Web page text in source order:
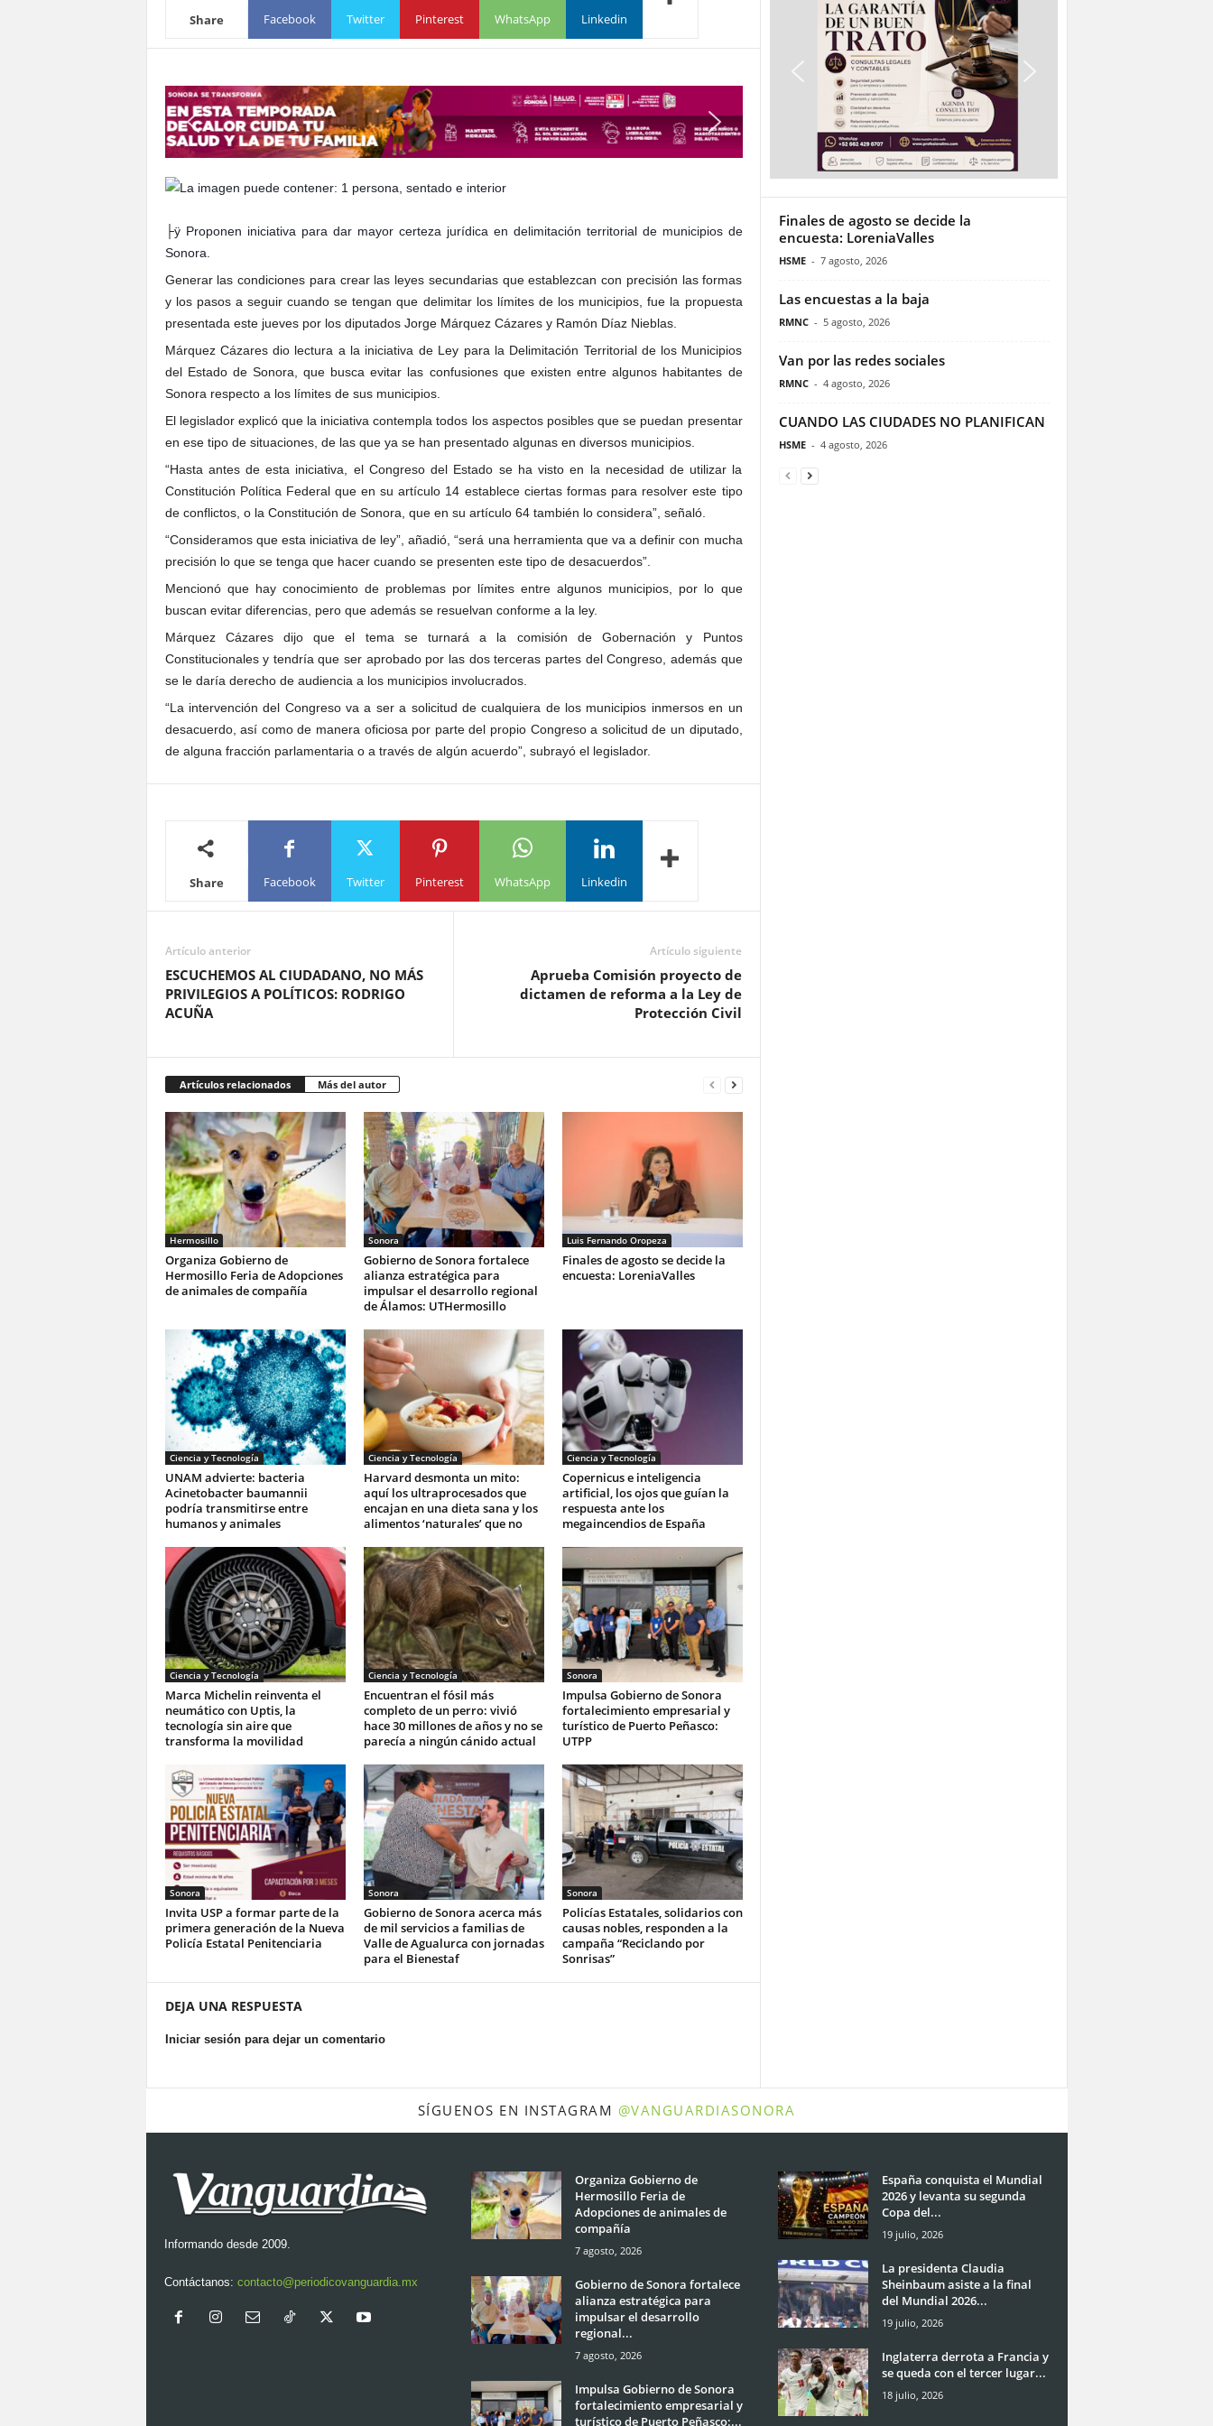
Share Facebook Twitter Pinterest WhatsApp Linkedin
├ÿ Proponen iniciativa para dar mayor certeza jurídica en delimitación territorial de municipios de
Sonora.
Generar las condiciones para crear las leyes secundarias que establezcan con precisión las formas
y los pasos a seguir cuando se tengan que delimitar los límites de los municipios, fue la propuesta
presentada este jueves por los diputados Jorge Márquez Cázares y Ramón Díaz Nieblas.
Márquez Cázares dio lectura a la iniciativa de Ley para la Delimitación Territorial de los Municipios
del Estado de Sonora, que busca evitar las confusiones que existen entre algunos habitantes de
Sonora respecto a los límites de sus municipios.
El legislador explicó que la iniciativa contempla todos los aspectos posibles que se puedan presentar
en ese tipo de situaciones, de las que ya se han presentado algunas en diversos municipios.
“Hasta antes de esta iniciativa, el Congreso del Estado se ha visto en la necesidad de utilizar la
Constitución Política Federal que en su artículo 14 establece ciertas formas para resolver este tipo
de conflictos, o la Constitución de Sonora, que en su artículo 64 también lo considera”, señaló.
“Consideramos que esta iniciativa de ley”, añadió, “será una herramienta que va a definir con mucha
precisión lo que se tenga que hacer cuando se presenten este tipo de desacuerdos”.
Mencionó que hay conocimiento de problemas por límites entre algunos municipios, por lo que
buscan evitar diferencias, pero que además se resuelvan conforme a la ley.
Márquez Cázares dijo que el tema se turnará a la comisión de Gobernación y Puntos
Constitucionales y tendría que ser aprobado por las dos terceras partes del Congreso, además que
se le daría derecho de audiencia a los municipios involucrados.
“La intervención del Congreso va a ser a solicitud de cualquiera de los municipios inmersos en un
desacuerdo, así como de manera oficiosa por parte del propio Congreso a solicitud de un diputado,
de alguna fracción parlamentaria o a través de algún acuerdo”, subrayó el legislador.
Share Facebook Twitter Pinterest WhatsApp Linkedin
Artículo anterior
ESCUCHEMOS AL CIUDADANO, NO MÁS
PRIVILEGIOS A POLÍTICOS: RODRIGO
ACUÑA
Artículo siguiente
Aprueba Comisión proyecto de
dictamen de reforma a la Ley de
Protección Civil
Artículos relacionados Más del autor
Hermosillo
Organiza Gobierno de
Hermosillo Feria de Adopciones
de animales de compañía
Sonora
Gobierno de Sonora fortalece
alianza estratégica para
impulsar el desarrollo regional
de Álamos: UTHermosillo
Luis Fernando Oropeza
Finales de agosto se decide la
encuesta: LoreniaValles
Ciencia y Tecnología
UNAM advierte: bacteria
Acinetobacter baumannii
podría transmitirse entre
humanos y animales
Ciencia y Tecnología
Harvard desmonta un mito:
aquí los ultraprocesados que
encajan en una dieta sana y los
alimentos ‘naturales’ que no
Ciencia y Tecnología
Copernicus e inteligencia
artificial, los ojos que guían la
respuesta ante los
megaincendios de España
Ciencia y Tecnología
Marca Michelin reinventa el
neumático con Uptis, la
tecnología sin aire que
transforma la movilidad
Ciencia y Tecnología
Encuentran el fósil más
completo de un perro: vivió
hace 30 millones de años y no se
parecía a ningún cánido actual
Sonora
Impulsa Gobierno de Sonora
fortalecimiento empresarial y
turístico de Puerto Peñasco:
UTPP
Sonora
Invita USP a formar parte de la
primera generación de la Nueva
Policía Estatal Penitenciaria
Sonora
Gobierno de Sonora acerca más
de mil servicios a familias de
Valle de Agualurca con jornadas
para el Bienestaf
Sonora
Policías Estatales, solidarios con
causas nobles, responden a la
campaña “Reciclando por
Sonrisas”
DEJA UNA RESPUESTA
Iniciar sesión para dejar un comentario
Finales de agosto se decide la
encuesta: LoreniaValles
HSME - 7 agosto, 2026
Las encuestas a la baja
RMNC - 5 agosto, 2026
Van por las redes sociales
RMNC - 4 agosto, 2026
CUANDO LAS CIUDADES NO PLANIFICAN
HSME - 4 agosto, 2026
SÍGUENOS EN INSTAGRAM @VANGUARDIASONORA
Informando desde 2009.
Contáctanos: contacto@periodicovanguardia.mx
Organiza Gobierno de
Hermosillo Feria de
Adopciones de animales de
compañía
7 agosto, 2026
Gobierno de Sonora fortalece
alianza estratégica para
impulsar el desarrollo
regional...
7 agosto, 2026
Impulsa Gobierno de Sonora
fortalecimiento empresarial y
turístico de Puerto Peñasco:...
España conquista el Mundial
2026 y levanta su segunda
Copa del...
19 julio, 2026
La presidenta Claudia
Sheinbaum asiste a la final
del Mundial 2026...
19 julio, 2026
Inglaterra derrota a Francia y
se queda con el tercer lugar...
18 julio, 2026